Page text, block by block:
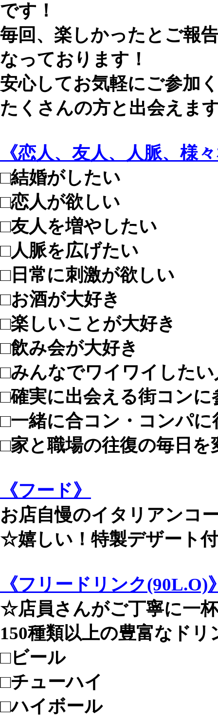
です！
毎回、楽しかったとご報
なっております！
安心してお気軽にご参加
たくさんの方と出会えま
《恋人、友人、人脈、様
□結婚がしたい
□恋人が欲しい
□友人を増やしたい
□人脈を広げたい
□日常に刺激が欲しい
□お酒が大好き
□楽しいことが大好き
□飲み会が大好き
□みんなでワイワイしたい
□確実に出会える街コンに
□一緒に合コン・コンパ
□家と職場の往復の毎日を
《フード》
お店自慢のイタリアンコ
☆嬉しい！特製デザート
《フリードリンク(90L.O)
☆店員さんがご丁寧に一
150種類以上の豊富なドリ
□ビール
□チューハイ
□ハイボール